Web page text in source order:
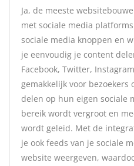
Ja, de meeste
met sociale media
sociale media knoppen en
je eenvoudig je content
Facebook, Twitter,
gemakkelijk voor
delen op hun eigen sociale
bereik wordt vergroot en
wordt geleid. Met de
je ook feeds van je sociale
website weergeven,